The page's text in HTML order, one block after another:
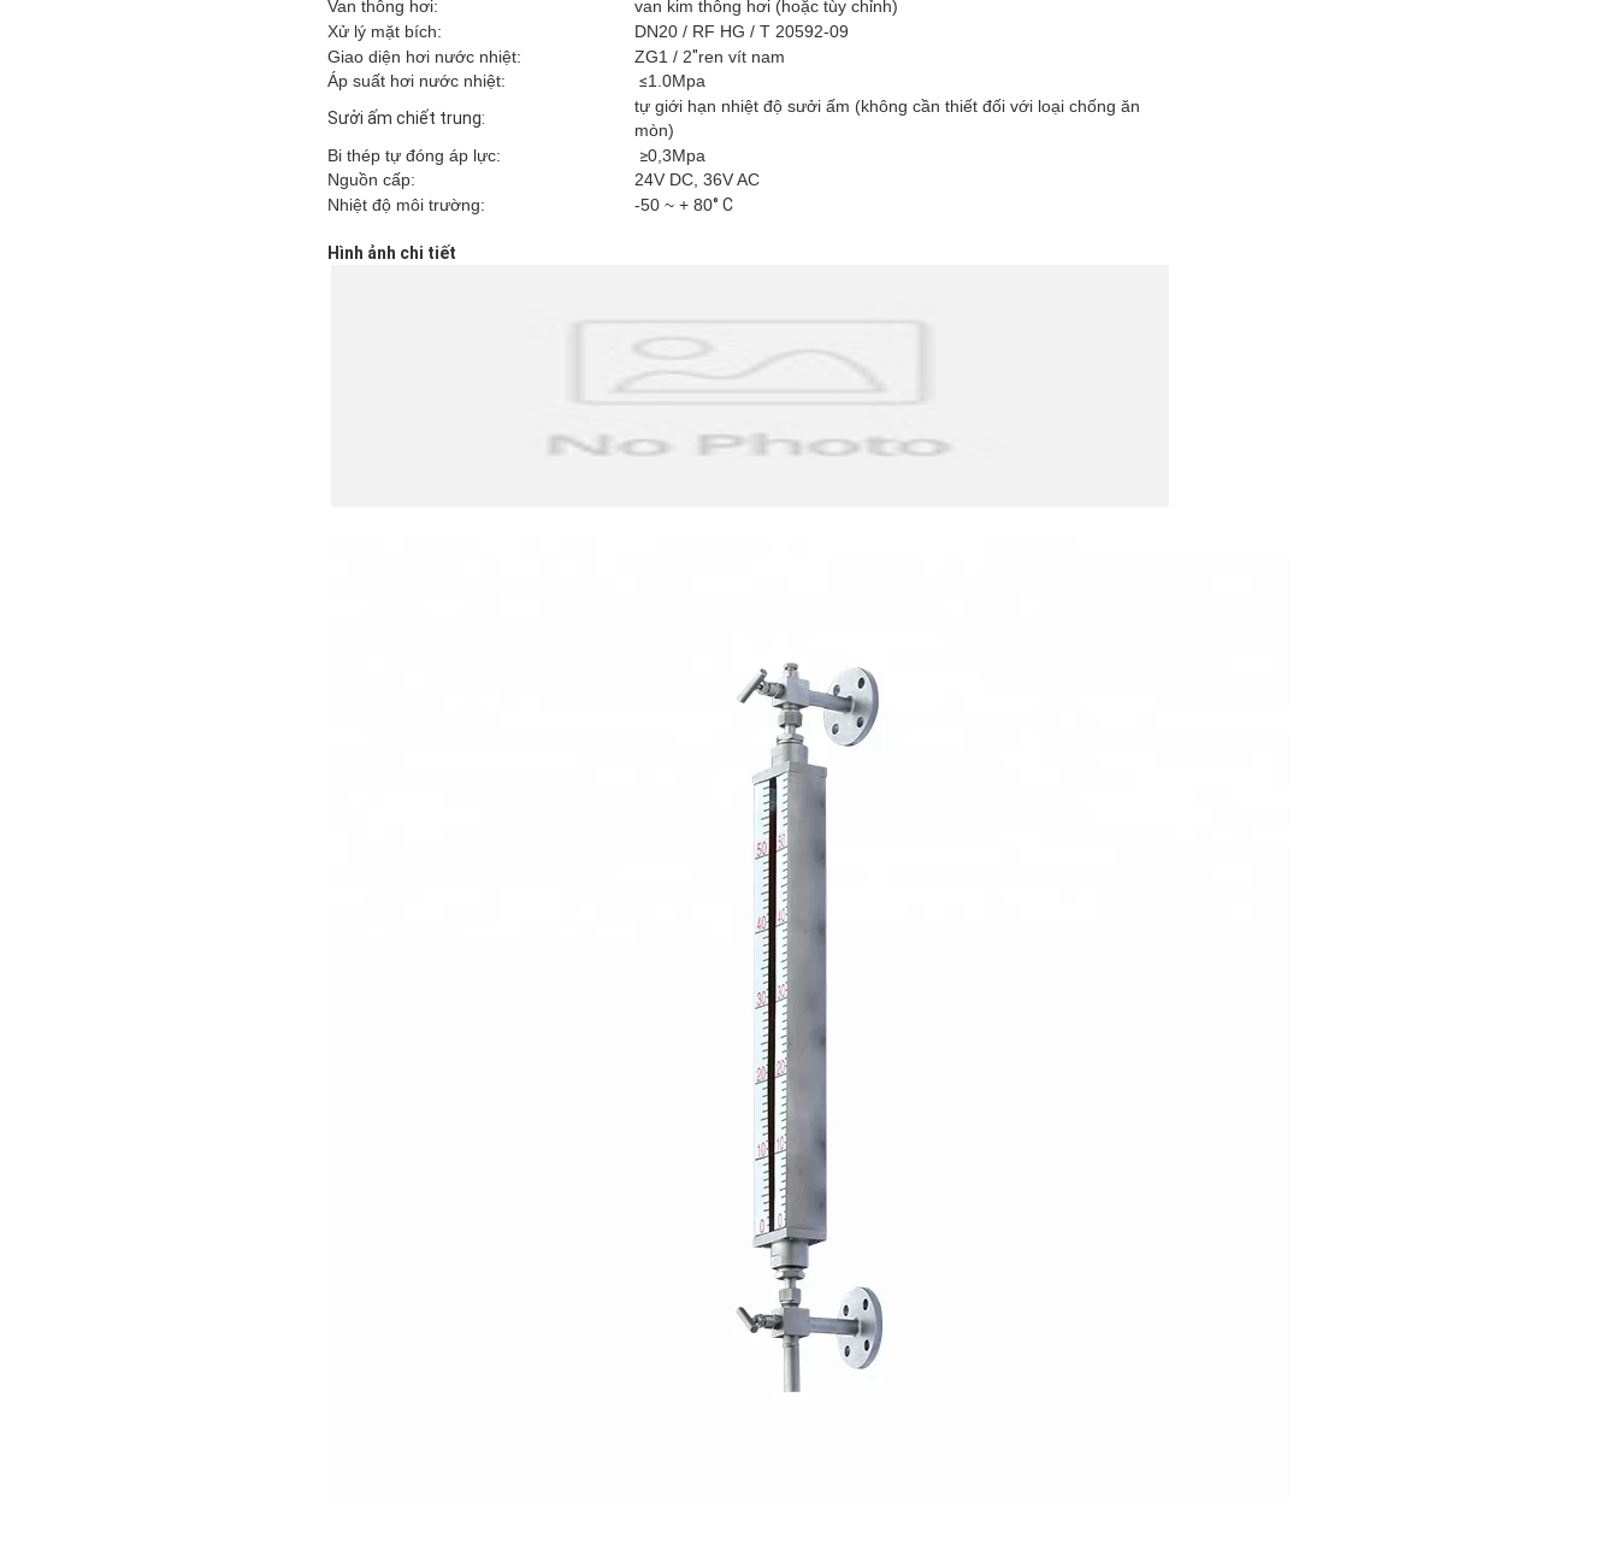
Van thông hơi:
van kim thông hơi (hoặc tùy chỉnh)
Xử lý mặt bích:
DN20 / RF HG / T 20592-09
Giao diện hơi nước nhiệt:
ZG1 / 2"ren vít nam
Áp suất hơi nước nhiệt:
≤1.0Mpa
Sưởi ấm chiết trung:
tự giới hạn nhiệt độ sưởi ấm (không cần thiết đối với loại chống ăn
mòn)
Bi thép tự đóng áp lực:
≥0,3Mpa
Nguồn cấp:
24V DC, 36V AC
Nhiệt độ môi trường:
-50 ~ + 80° C
Hình ảnh chi tiết